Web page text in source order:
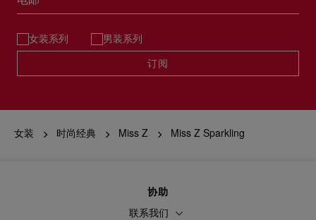
女装系列 男装系列
订阅
女装 时尚经典 Miss Z Miss Z Sparkling
协助
联系我们